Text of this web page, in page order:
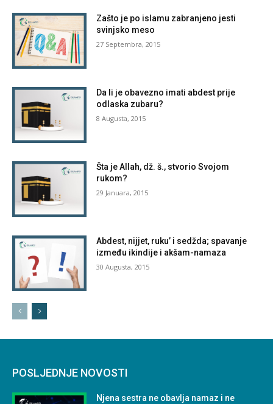
Zašto je po islamu zabranjeno jesti
svinjsko meso
27 Septembra, 2015
Da li je obavezno imati abdest prije
odlaska zubaru?
8 Augusta, 2015
Šta je Allah, dž. š., stvorio Svojom
rukom?
29 Januara, 2015
Abdest, nijjet, ruku’ i sedžda; spavanje
između ikindije i akšam-namaza
30 Augusta, 2015
POSLJEDNJE NOVOSTI
Njena sestra ne obavlja namaz i ne